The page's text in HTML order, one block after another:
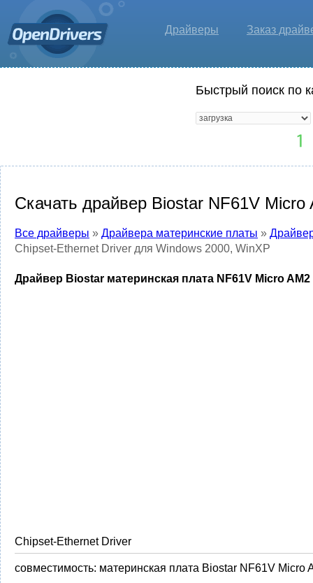
Драйверы Заказ
Быстрый поиск по
Скачать драйвер Biostar NF61V
Все драйверы » Драйвера материнские платы »
Chipset-Ethernet Driver для Windows 2000, WinXP
Драйвер Biostar материнская плата NF61V Micro
Chipset-Ethernet Driver
совместимость: материнская плата Biostar NF61V Micro